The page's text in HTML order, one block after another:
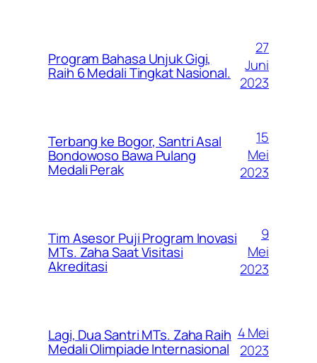
Program Bahasa Unjuk Gigi,
Raih 6 Medali Tingkat Nasional.
27
Juni
2023
Terbang ke Bogor, Santri Asal
Bondowoso Bawa Pulang
Medali Perak
15
Mei
2023
Tim Asesor Puji Program Inovasi
MTs. Zaha Saat Visitasi
Akreditasi
9
Mei
2023
Lagi, Dua Santri MTs. Zaha Raih
Medali Olimpiade Internasional
4 Mei
2023